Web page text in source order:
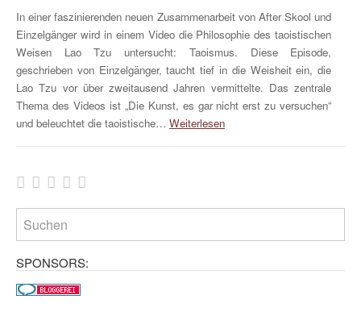
In einer faszinierenden neuen Zusammenarbeit von After Skool und
Einzelgänger wird in einem Video die Philosophie des taoistischen
Weisen Lao Tzu untersucht: Taoismus. Diese Episode,
geschrieben von Einzelgänger, taucht tief in die Weisheit ein, die
Lao Tzu vor über zweitausend Jahren vermittelte. Das zentrale
Thema des Videos ist „Die Kunst, es gar nicht erst zu versuchen“
und beleuchtet die taoistische… Weiterlesen
SPONSORS: